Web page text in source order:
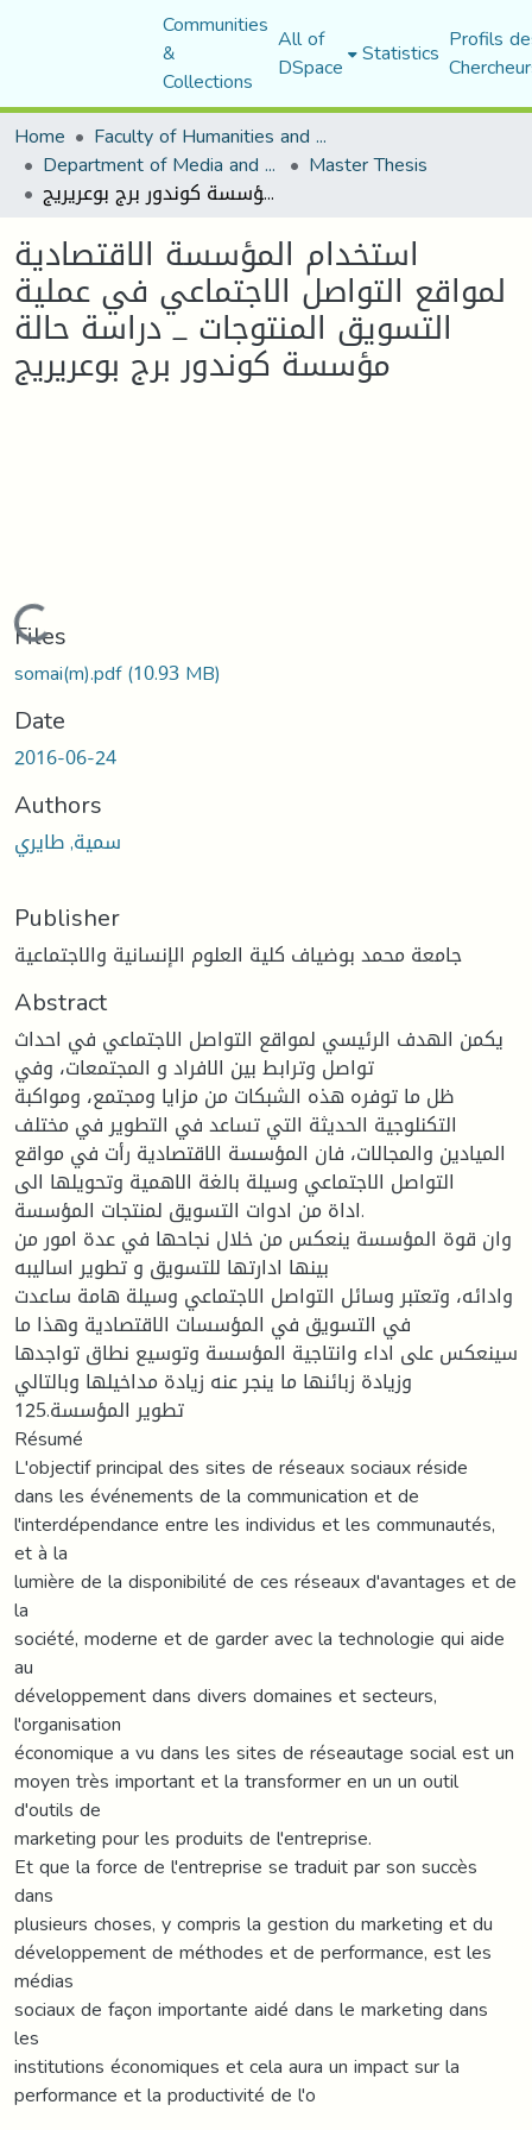
Communities
&
Collections
All of
DSpace Statistics Profils
Home
Faculty of Humanities and Social Sciences
Department of Media and Communication Studies Master Thesis
استخدام المؤسسة الاقتصادية لمواقع التواصل الاجتماعي في عملية التسويق المنتوجات _ دراسة حالة مؤسسة كوندور برج بوعريريج
استخدام المؤسسة الاقتصادية
لمواقع التواصل الاجتماعي في عملية
التسويق المنتوجات _ دراسة حالة
مؤسسة كوندور برج بوعريريج
Loading...
Files
somai(m).pdf(10.93 MB)
Date
2016-06-24
Authors
سمية, طايري
Publisher
جامعة محمد بوضياف كلية العلوم الإنسانية والاجتماعية
Abstract
يكمن الهدف الرئيسي لمواقع التواصل الاجتماعي في احداث
تواصل وترابط بين الافراد و المجتمعات، وفي
ظل ما توفره هذه الشبكات من مزايا ومجتمع، ومواكبة
التكنلوجية الحديثة التي تساعد في التطوير في مختلف
الميادين والمجالات، فان المؤسسة الاقتصادية رأت في مواقع
التواصل الاجتماعي وسيلة بالغة الاهمية وتحويلها الى
اداة من ادوات التسويق لمنتجات المؤسسة.
وان قوة المؤسسة ينعكس من خلال نجاحها في عدة امور من
بينها ادارتها للتسويق و تطوير اساليبه
وادائه، وتعتبر وسائل التواصل الاجتماعي وسيلة هامة ساعدت
في التسويق في المؤسسات الاقتصادية وهذا ما
سينعكس على اداء وانتاجية المؤسسة وتوسيع نطاق تواجدها
وزيادة زبائنها ما ينجر عنه زيادة مداخيلها وبالتالي
تطوير المؤسسة.125
Résumé
L'objectif principal des sites de réseaux sociaux réside
dans les événements de la communication et de
l'interdépendance entre les individus et les communautés,
et à la
lumière de la disponibilité de ces réseaux d'avantages et de
la
société, moderne et de garder avec la technologie qui aide
au
développement dans divers domaines et secteurs,
l'organisation
économique a vu dans les sites de réseautage social est un
moyen très important et la transformer en un un outil
d'outils de
marketing pour les produits de l'entreprise.
Et que la force de l'entreprise se traduit par son succès
dans
plusieurs choses, y compris la gestion du marketing et du
développement de méthodes et de performance, est les
médias
sociaux de façon importante aidé dans le marketing dans
les
institutions économiques et cela aura un impact sur la
performance et la productivité de l'o